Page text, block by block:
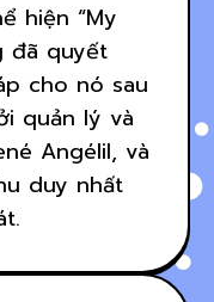
hiện “My
đã quyết
cho nó sau
quản lý và
Angélil, và
duy nhất